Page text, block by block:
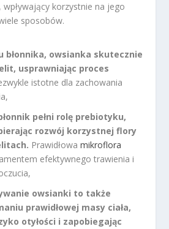
wpływający korzystnie na jego
sposobów.
błonnika, owsianka skutecznie
usprawniając proces
istotne dla zachowania
pełni rolę prebiotyku,
rozwój korzystnej flory
Prawidłowamikroflora
efektywnego trawienia i
owsianki to także
prawidłowej masy ciała,
otyłości i zapobiegając